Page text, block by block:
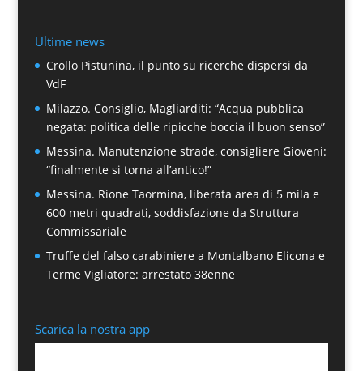
Ultime news
Crollo Pistunina, il punto su ricerche dispersi da
VdF
Milazzo. Consiglio, Magliarditi: “Acqua pubblica
negata: politica delle ripicche boccia il buon senso”
Messina. Manutenzione strade, consigliere Gioveni:
“finalmente si torna all’antico!”
Messina. Rione Taormina, liberata area di 5 mila e
600 metri quadrati, soddisfazione da Struttura
Commissariale
Truffe del falso carabiniere a Montalbano Elicona e
Terme Vigliatore: arrestato 38enne
Scarica la nostra app